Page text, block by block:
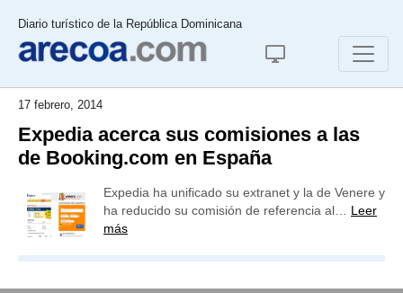
Diario turístico de la República Dominicana
17 febrero, 2014
Expedia acerca sus comisiones a las
de Booking.com en España
Expedia ha unificado su extranet y la de Venere y
ha reducido su comisión de referencia al… Leer
más